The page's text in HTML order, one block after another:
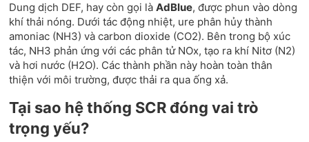
Dung dịch DEF, hay còn gọi làAdBlue, được phun vào dòng
khí thải nóng. Dưới tác động nhiệt, ure phân hủy thành
amoniac (NH3) và carbon dioxide (CO2). Bên trong bộ xúc
tác, NH3 phản ứng với các phân tử NOx, tạo ra khí Nitơ (N2)
và hơi nước (H2O). Các thành phần này hoàn toàn thân
thiện với môi trường, được thải ra qua ống xả.
Tại sao hệ thống SCR đóng vai trò
trọng yếu?